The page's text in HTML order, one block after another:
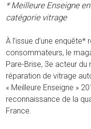
* Meilleure Enseigne
catégorie vitrage
À l’issue d’une
consommateurs, le
Pare-Brise, 3e acteur
réparation de vitrage
« Meilleure Enseigne »
reconnaissance de la
France.